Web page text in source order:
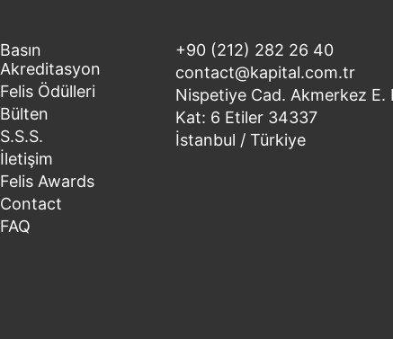
Basın
Akreditasyon
Felis Ödülleri
Bülten
S.S.S.
İletişim
Felis Awards
Contact
FAQ
+90 (212) 282 26 40
contact@kapital.com.tr
Nispetiye Cad. Akmerkez E.
Kat: 6 Etiler 34337
İstanbul / Türkiye